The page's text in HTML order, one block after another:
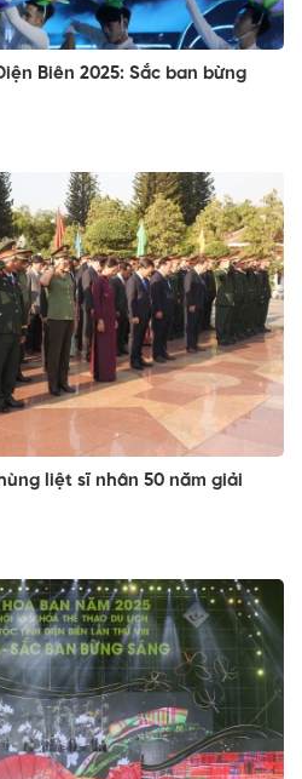
Biên 2025: Sắc ban bừng
liệt sĩ nhân 50 năm giải